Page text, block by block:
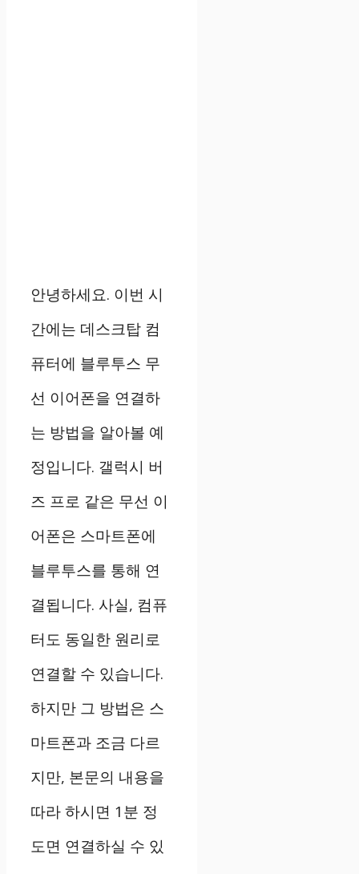
안녕하세요. 이번 시
간에는 데스크탑 컴
퓨터에 블루투스 무
선 이어폰을 연결하
는 방법을 알아볼 예
정입니다. 갤럭시 버
즈 프로 같은 무선 이
어폰은 스마트폰에
블루투스를 통해 연
결됩니다. 사실, 컴퓨
터도 동일한 원리로
연결할 수 있습니다.
하지만 그 방법은 스
마트폰과 조금 다르
지만, 본문의 내용을
따라 하시면 1분 정
도면 연결하실 수 있